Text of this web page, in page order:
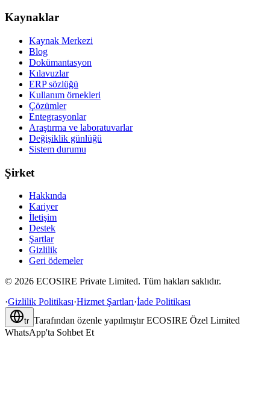
Kaynaklar
Kaynak Merkezi
Blog
Dokümantasyon
Kılavuzlar
ERP sözlüğü
Kullanım örnekleri
Çözümler
Entegrasyonlar
Araştırma ve laboratuvarlar
Değişiklik günlüğü
Sistem durumu
Şirket
Hakkında
Kariyer
İletişim
Destek
Şartlar
Gizlilik
Geri ödemeler
© 2026 ECOSIRE Private Limited. Tüm hakları saklıdır.
·Gizlilik Politikası·Hizmet Şartları·İade Politikası
tr Tarafından özenle yapılmıştır ECOSIRE Özel Limited
WhatsApp'ta Sohbet Et